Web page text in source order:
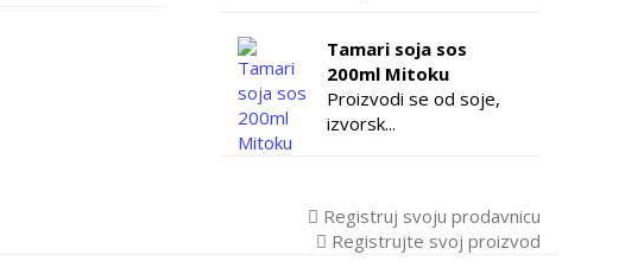
Tamari soja sos
200ml Mitoku
Proizvodi se od soje,
izvorsk...
Registruj svoju prodavnicu
Registrujte svoj proizvod